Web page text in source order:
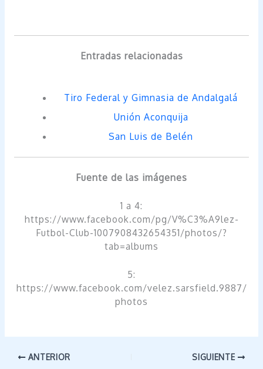
Entradas relacionadas
Tiro Federal y Gimnasia de Andalgalá
Unión Aconquija
San Luis de Belén
Fuente de las imágenes
1 a 4:
https://www.facebook.com/pg/V%C3%A9lez-
Futbol-Club-1007908432654351/photos/?
tab=albums
5:
https://www.facebook.com/velez.sarsfield.9887/
photos
ANTERIOR SIGUIENTE